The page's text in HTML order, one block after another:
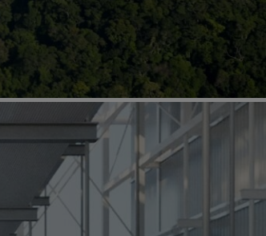
políticas, todos foram
à construção do
todo evidenciou a
sociedade, ambiente,
indicada no
Arquitetos. Mais do que
vivemos a mesma era e